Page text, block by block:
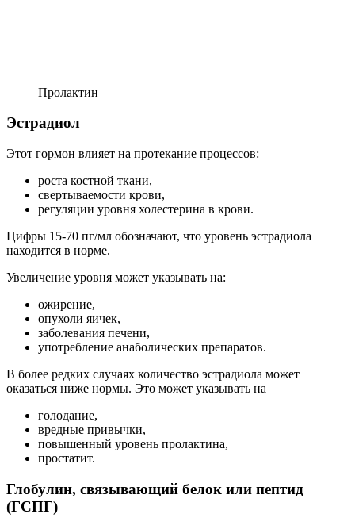
Пролактин
Эстрадиол
Этот гормон влияет на протекание процессов:
роста костной ткани,
свертываемости крови,
регуляции уровня холестерина в крови.
Цифры 15-70 пг/мл обозначают, что уровень эстрадиола
находится в норме.
Увеличение уровня может указывать на:
ожирение,
опухоли яичек,
заболевания печени,
употребление анаболических препаратов.
В более редких случаях количество эстрадиола может
оказаться ниже нормы. Это может указывать на
голодание,
вредные привычки,
повышенный уровень пролактина,
простатит.
Глобулин, связывающий белок или пептид
(ГСПГ)